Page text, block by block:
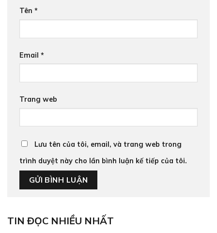
Tên *
Email *
Trang web
Lưu tên của tôi, email, và trang web trong
trình duyệt này cho lần bình luận kế tiếp của tôi.
TIN ĐỌC NHIỀU NHẤT